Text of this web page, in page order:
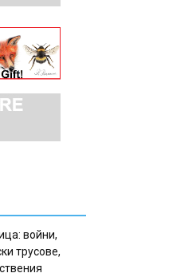
войни,
трусове,